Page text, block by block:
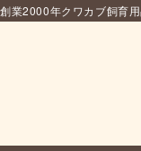
業2000年クワカブ飼育